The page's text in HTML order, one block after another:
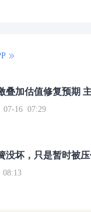
叠加估值修复预期
16 07:29
没坏，只是暂时被